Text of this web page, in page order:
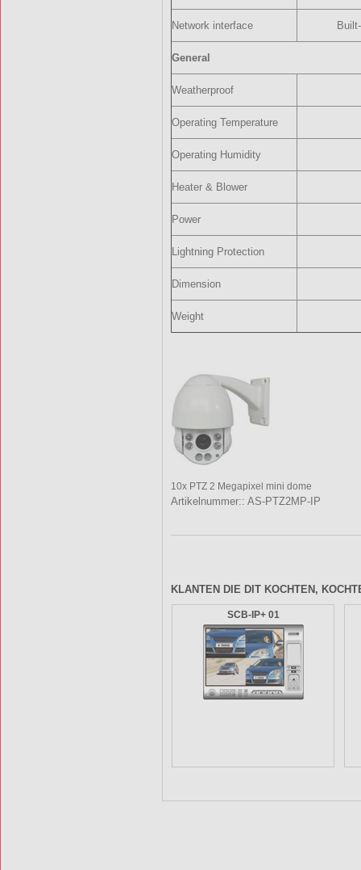
Network interface
General
Weatherproof
Operating Temperature
Operating Humidity
Heater & Blower
Power
Lightning Protection
Dimension
Weight
10x PTZ 2 Megapixel mini dome
Artikelnummer:: AS‐PTZ2MP‐IP
KLANTEN DIE DIT KOCHTEN,
SCB-IP+ 01